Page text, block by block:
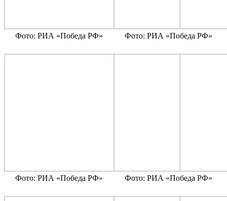
Фото: РИА «Победа РФ» Фото: РИА «Победа РФ»
Фото: РИА «Победа РФ» Фото: РИА «Победа РФ»